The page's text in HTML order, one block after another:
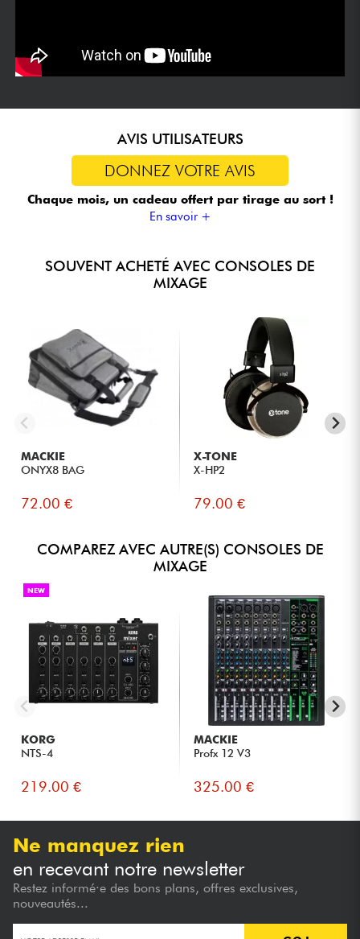
AVIS UTILISATEURS
DONNEZ VOTRE AVIS
Chaque mois, un cadeau offert par tirage au sort !
En savoir +
SOUVENT ACHETÉ AVEC CONSOLES DE
MIXAGE
MACKIE
ONYX8 BAG
72.00 €
X-TONE
X-HP2
79.00 €
COMPAREZ AVEC AUTRE(S) CONSOLES DE
MIXAGE
NEW
KORG
NTS-4
219.00 €
MACKIE
Profx 12 V3
325.00 €
Ne manquez rien
en recevant notre newsletter
Restez informé·e des bons plans, offres exclusives,
nouveautés...